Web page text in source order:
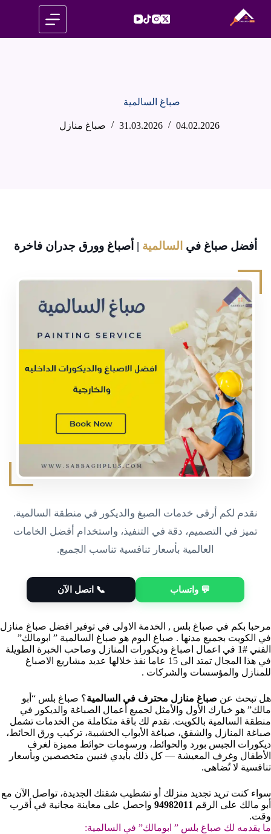
صباغ السالمية
04.02.2026
31.03.2026 صباغ منازل
أفضل صباغ في السالمية | أصباغ وورق جدران فاخرة
نقدم لكم أرقى خدمات الصبغ والديكور في منطقة السالمية.
تميز في التصميم، دقة في التنفيذ، واستخدام أفضل الخامات
العالمية بأسعار تنافسية تناسب الجميع.
💬 واتساب 📞 اتصل الآن
مرحبا بكم في صباغ بلس , الخدمة الاولى في توفير افضل صباغ منازل
في الكويت بجميع مدنها . صباغ اليوم هو صباغ السالمية ” ابومالك”
الفني #1 في اعمال اصباغ وديكورات المنازل وصاحب الخبرة الطويلة
في هذا المجال تمتد الى 15 عاما نفذ خلالها عديد مشاريع الاصباغ
للمنازل والمؤسسات والشركات .
هل تبحث عن صباغ منازل محترف في السالمية؟ صباغ بلس “أبو
مالك” هو خيارك الأول والأمثل لجميع أعمال الصباغة والديكور في
منطقة السالمية بالكويت. نقدم لك باقة متكاملة من الخدمات تشمل
صباغة المنازل والشقق، صباغة الأبواب الخشبية، تركيب ورق الحائط،
ديكورات الجبس بورد والحوائط، ورسومات حوائط مميزة لغرف
الأطفال وغرف المعيشة — كل ذلك بأيدي فنيين متخصصين وبأسعار
تنافسية لا تُضاهى.
سواء كنت تريد تجديد منزلك أو تشطيب شقتك الجديدة، تواصل الآن مع
أبو مالك على الرقم 94982011 واحصل على معاينة مجانية في أقرب
وقت.
ما يقدمه لك صباغ بلس ” ابومالك” في السالمية: